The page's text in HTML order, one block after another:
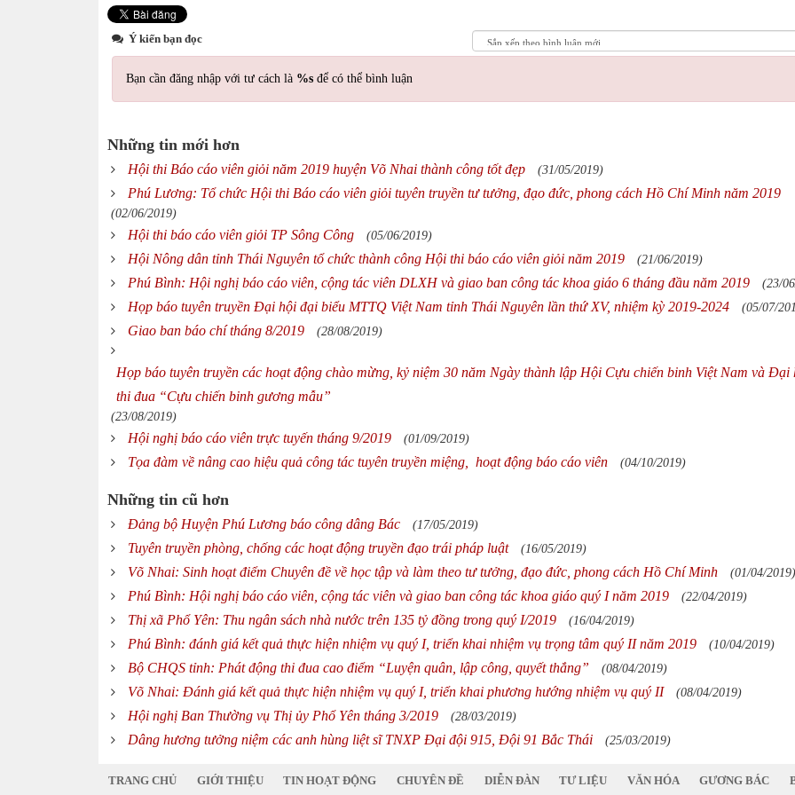
Ý kiến bạn đọc
Bạn cần đăng nhập với tư cách là %s để có thể bình luận
Những tin mới hơn
Hội thi Báo cáo viên giỏi năm 2019 huyện Võ Nhai thành công tốt đẹp (31/05/2019)
Phú Lương: Tổ chức Hội thi Báo cáo viên giỏi tuyên truyền tư tưởng, đạo đức, phong cách Hồ Chí Minh năm 2019
(02/06/2019)
Hội thi báo cáo viên giỏi TP Sông Công (05/06/2019)
Hội Nông dân tỉnh Thái Nguyên tổ chức thành công Hội thi báo cáo viên giỏi năm 2019 (21/06/2019)
Phú Bình: Hội nghị báo cáo viên, cộng tác viên DLXH và giao ban công tác khoa giáo 6 tháng đầu năm 2019 (23/
Họp báo tuyên truyền Đại hội đại biểu MTTQ Việt Nam tỉnh Thái Nguyên lần thứ XV, nhiệm kỳ 2019-2024 (05/07/
Giao ban báo chí tháng 8/2019 (28/08/2019)
Họp báo tuyên truyền các hoạt động chào mừng, kỷ niệm 30 năm Ngày thành lập Hội Cựu chiến binh Việt Nam và Đại
thi đua “Cựu chiến binh gương mẫu”
(23/08/2019)
Hội nghị báo cáo viên trực tuyến tháng 9/2019 (01/09/2019)
Tọa đàm về nâng cao hiệu quả công tác tuyên truyền miệng, hoạt động báo cáo viên (04/10/2019)
Những tin cũ hơn
Đảng bộ Huyện Phú Lương báo công dâng Bác (17/05/2019)
Tuyên truyền phòng, chống các hoạt động truyền đạo trái pháp luật (16/05/2019)
Võ Nhai: Sinh hoạt điểm Chuyên đề về học tập và làm theo tư tưởng, đạo đức, phong cách Hồ Chí Minh (01/04/2019)
Phú Bình: Hội nghị báo cáo viên, cộng tác viên và giao ban công tác khoa giáo quý I năm 2019 (22/04/2019)
Thị xã Phổ Yên: Thu ngân sách nhà nước trên 135 tỷ đồng trong quý I/2019 (16/04/2019)
Phú Bình: đánh giá kết quả thực hiện nhiệm vụ quý I, triển khai nhiệm vụ trọng tâm quý II năm 2019 (10/04/2019)
Bộ CHQS tỉnh: Phát động thi đua cao điểm “Luyện quân, lập công, quyết thắng” (08/04/2019)
Võ Nhai: Đánh giá kết quả thực hiện nhiệm vụ quý I, triển khai phương hướng nhiệm vụ quý II (08/04/2019)
Hội nghị Ban Thường vụ Thị ủy Phổ Yên tháng 3/2019 (28/03/2019)
Dâng hương tưởng niệm các anh hùng liệt sĩ TNXP Đại đội 915, Đội 91 Bắc Thái (25/03/2019)
TRANG CHỦ GIỚI THIỆU TIN HOẠT ĐỘNG CHUYÊN ĐỀ DIỄN ĐÀN TƯ LIỆU VĂN HÓA GƯƠNG BÁC